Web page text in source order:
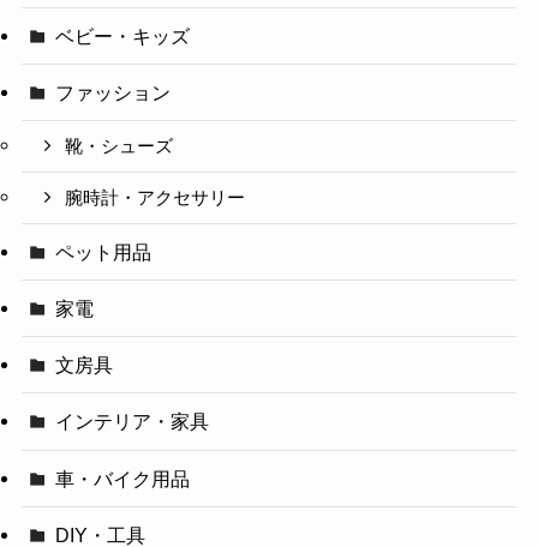
ベビー・キッズ
ファッション
靴・シューズ
腕時計・アクセサリー
ペット用品
家電
文房具
インテリア・家具
車・バイク用品
DIY・工具